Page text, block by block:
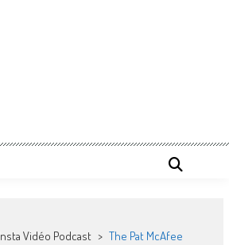
Vidéo Podcast > The Pat McAfee